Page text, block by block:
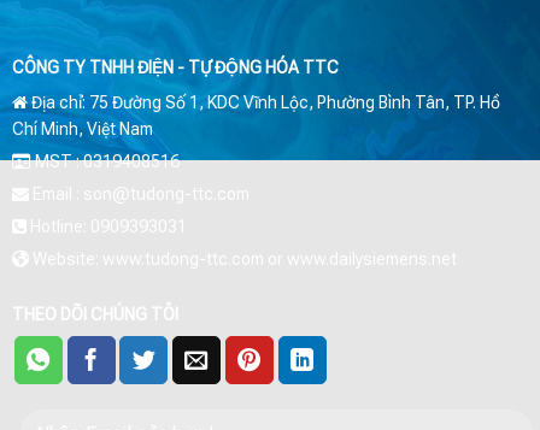
CÔNG TY TNHH ĐIỆN - TỰ ĐỘNG HÓA TTC
Địa chỉ: 75 Đường Số 1, KDC Vĩnh Lộc, Phường Bình Tân, TP. Hồ
Chí Minh, Việt Nam
MST : 0319408516
Email : son@tudong-ttc.com
Hotline: 0909393031
Website: www.tudong-ttc.com or www.dailysiemens.net
THEO DÕI CHÚNG TÔI